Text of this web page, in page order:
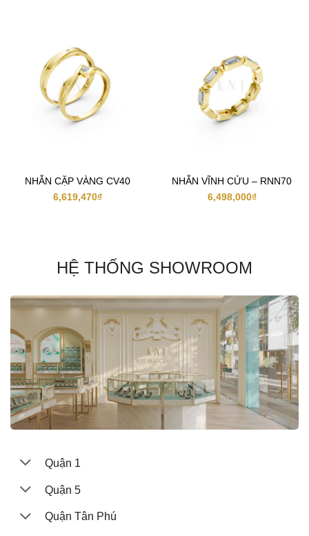
NHẪN CẶP VÀNG CV40
6,619,470₫
NHẪN VĨNH CỬU – RNN70
6,498,000₫
HỆ THỐNG SHOWROOM
Quận 1
Quận 5
Quận Tân Phú